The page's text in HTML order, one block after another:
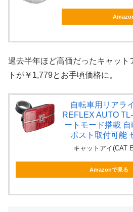
過去半年ほど高価だったキャット
トが￥1,779とお手頃価格に。
自転車用リアラ
REFLEX AUTO
ートモード搭載 自
ポスト取付可能
キャットアイ(CAT
Amazonで見る